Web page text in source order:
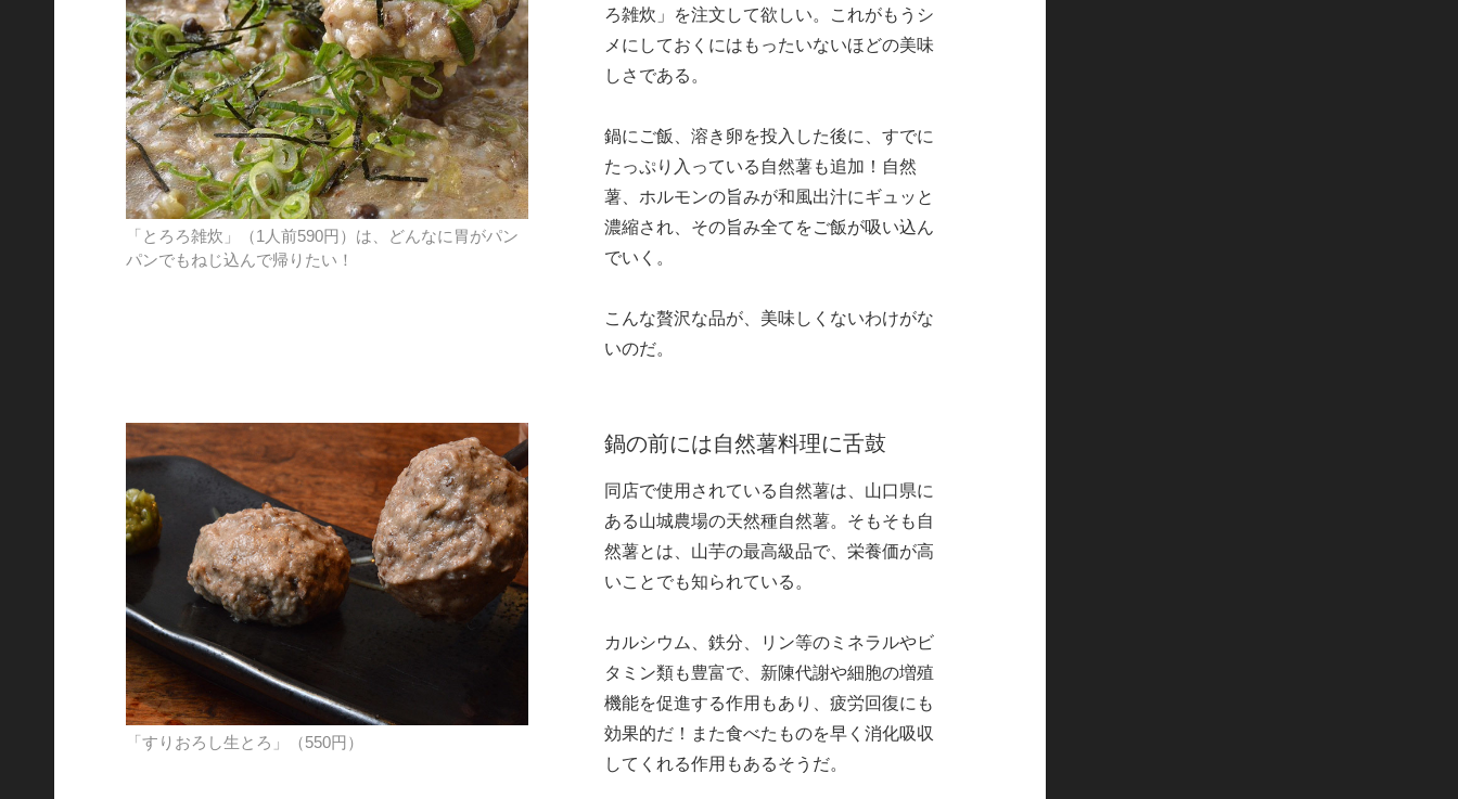
「とろろ雑炊」（1人前590円）は、どんなに胃がパン
パンでもねじ込んで帰りたい！
ろ雑炊」を注文して欲しい。これがもうシ
メにしておくにはもったいないほどの美味
しさである。
鍋にご飯、溶き卵を投入した後に、すでに
たっぷり入っている自然薯も追加！自然
薯、ホルモンの旨みが和風出汁にギュッと
濃縮され、その旨み全てをご飯が吸い込ん
でいく。
こんな贅沢な品が、美味しくないわけがな
いのだ。
「すりおろし生とろ」（550円）
鍋の前には自然薯料理に舌鼓
同店で使用されている自然薯は、山口県に
ある山城農場の天然種自然薯。そもそも自
然薯とは、山芋の最高級品で、栄養価が高
いことでも知られている。
カルシウム、鉄分、リン等のミネラルやビ
タミン類も豊富で、新陳代謝や細胞の増殖
機能を促進する作用もあり、疲労回復にも
効果的だ！また食べたものを早く消化吸収
してくれる作用もあるそうだ。